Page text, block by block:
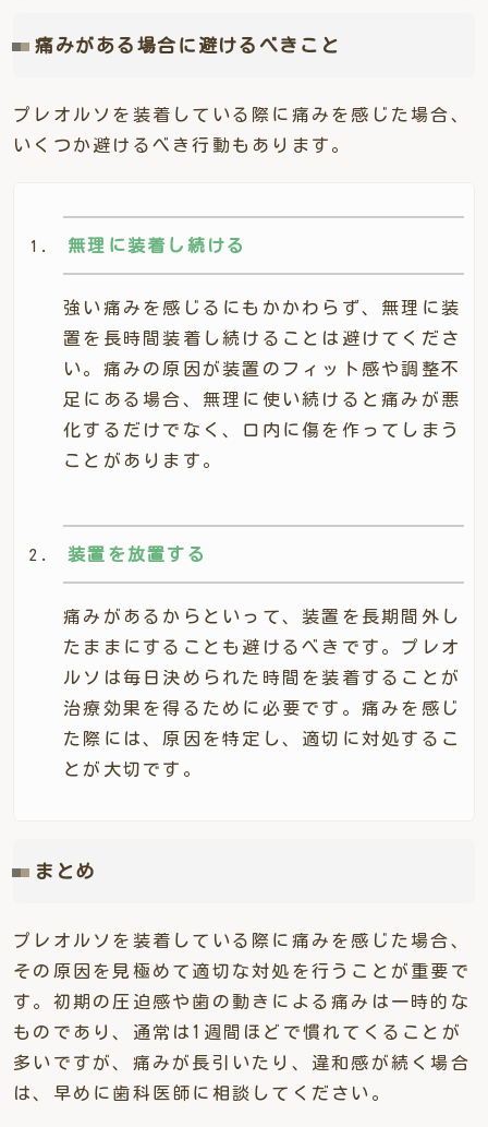
痛みがある場合に避けるべきこと
プレオルソを装着している際に痛みを感じた場合、
いくつか避けるべき行動もあります。
無理に装着し続ける
強い痛みを感じるにもかかわらず、無理に装
置を長時間装着し続けることは避けてくださ
い。痛みの原因が装置のフィット感や調整不
足にある場合、無理に使い続けると痛みが悪
化するだけでなく、口内に傷を作ってしまう
ことがあります。
装置を放置する
痛みがあるからといって、装置を長期間外し
たままにすることも避けるべきです。プレオ
ルソは毎日決められた時間を装着することが
治療効果を得るために必要です。痛みを感じ
た際には、原因を特定し、適切に対処するこ
とが大切です。
まとめ
プレオルソを装着している際に痛みを感じた場合、
その原因を見極めて適切な対処を行うことが重要で
す。初期の圧迫感や歯の動きによる痛みは一時的な
ものであり、通常は1週間ほどで慣れてくることが
多いですが、痛みが長引いたり、違和感が続く場合
は、早めに歯科医師に相談してください。